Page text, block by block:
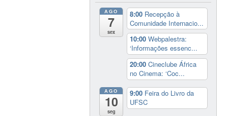
AGO
7
sex
8:00 Recepção à
Comunidade Internacio...
10:00Webpalestra:
‘Informações essenc...
20:00Cineclube África
no Cinema: ‘Coc...
AGO
10
seg
9:00 Feira do Livro da
UFSC